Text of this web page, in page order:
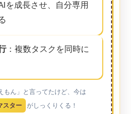
を成長させ、自分専用
：複数タスクを同時に
もん」と言ってたけど、今は
スター
がしっくりくる！